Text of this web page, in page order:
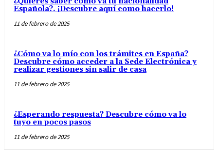
Española?. ¡Descubre aquí como hacerlo!
11 de febrero de 2025
¿Cómo va lo mío con los trámites en España?
Descubre cómo acceder a la Sede Electrónica y
realizar gestiones sin salir de casa
11 de febrero de 2025
¿Esperando respuesta? Descubre cómo va lo
tuyo en pocos pasos
11 de febrero de 2025